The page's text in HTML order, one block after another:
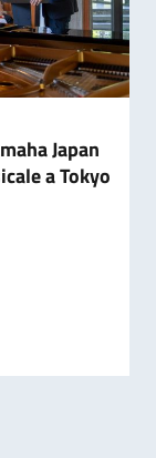
Japan
a Tokyo
Japan insieme